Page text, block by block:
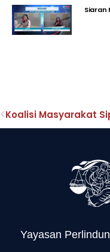
Siaran
Yayasan